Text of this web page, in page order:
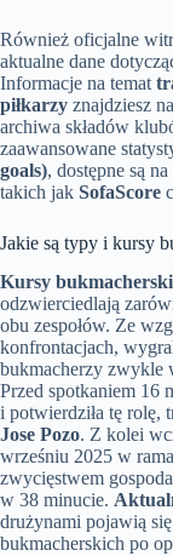
Również oficjalne
aktualne dane
Informacje na temat
piłkarzy znajdziesz
archiwa składów
zaawansowane
goals), dostępne są
takich jak SofaScore
Jakie są typy i kursy
Kursy
odzwierciedlają
obu zespołów. Ze
konfrontacjach,
bukmacherzy zwykle
Przed spotkaniem 16
i potwierdziła tę rolę,
Jose Pozo. Z kolei
wrześniu 2025 w
zwycięstwem
w 38 minucie.
drużynami pojawią
bukmacherskich po